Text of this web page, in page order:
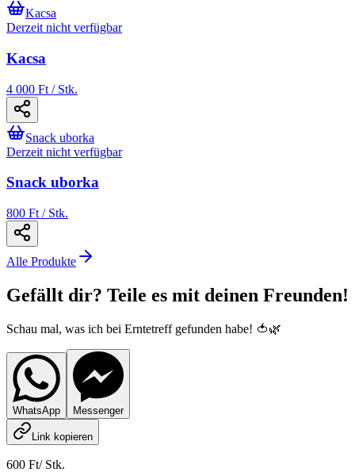
Kacsa
Derzeit nicht verfügbar
Kacsa
4 000 Ft / Stk.
Snack uborka
Derzeit nicht verfügbar
Snack uborka
800 Ft / Stk.
Alle Produkte
Gefällt dir? Teile es mit deinen Freunden!
Schau mal, was ich bei Erntetreff gefunden habe! 🍅🌿
WhatsApp Messenger
Link kopieren
600 Ft/ Stk.